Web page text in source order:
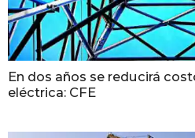
En dos años se reducirá
eléctrica: CFE